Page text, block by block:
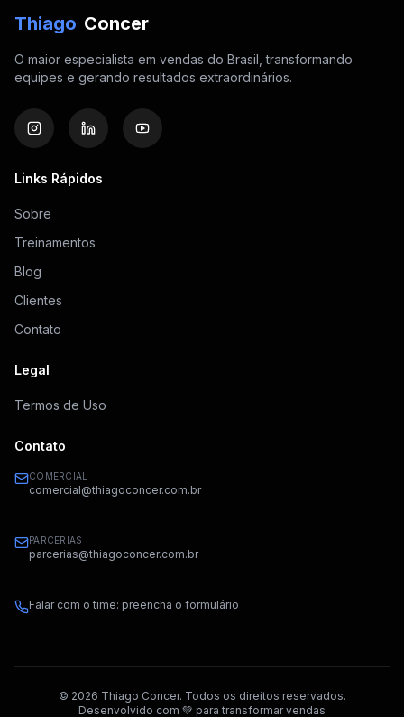
Thiago Concer
O maior especialista em vendas do Brasil, transformando
equipes e gerando resultados extraordinários.
Links Rápidos
Sobre
Treinamentos
Blog
Clientes
Contato
Legal
Termos de Uso
Contato
COMERCIAL
comercial@thiagoconcer.com.br
PARCERIAS
parcerias@thiagoconcer.com.br
Falar com o time: preencha o formulário
© 2026 Thiago Concer. Todos os direitos reservados.
Desenvolvido com 💚 para transformar vendas